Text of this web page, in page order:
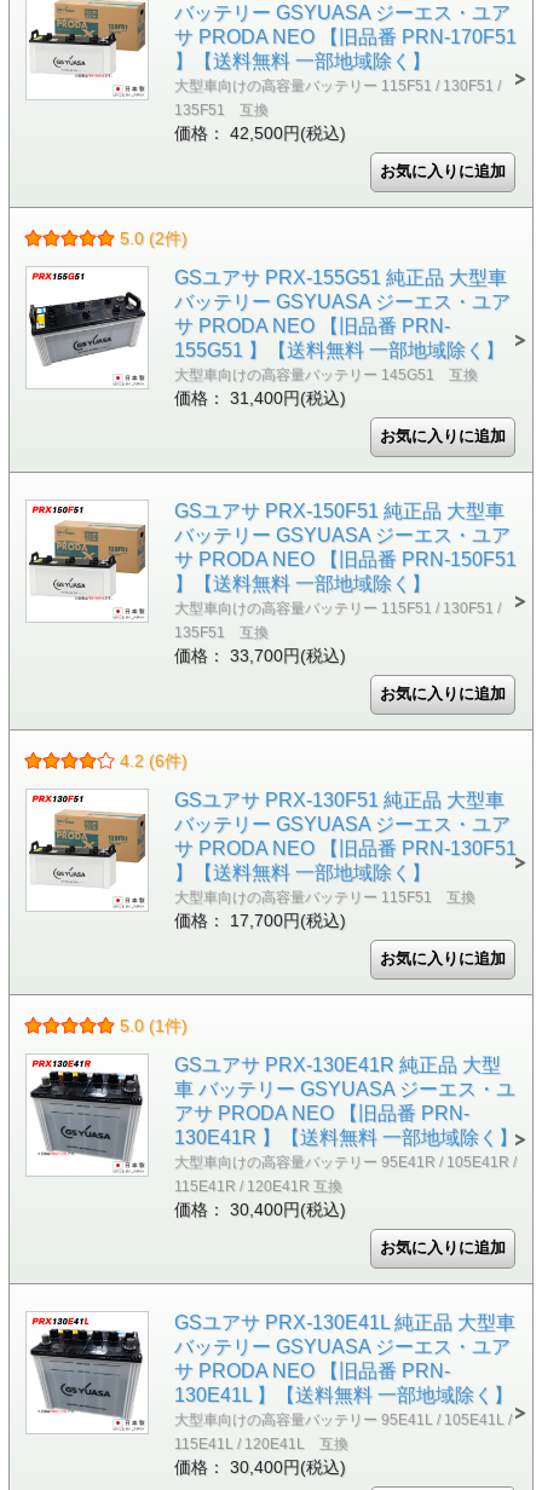
バッテリー GSYUASA ジーエス・ユア
サ PRODA NEO 【旧品番 PRN-170F51
】【送料無料 一部地域除く】
大型車向けの高容量バッテリー 115F51 / 130F51 /
135F51 互換
価格： 42,500円(税込)
5.0 (2件)
GSユアサ PRX-155G51 純正品 大型車
バッテリー GSYUASA ジーエス・ユア
サ PRODA NEO 【旧品番 PRN-
155G51 】【送料無料 一部地域除く】
大型車向けの高容量バッテリー 145G51 互換
価格： 31,400円(税込)
GSユアサ PRX-150F51 純正品 大型車
バッテリー GSYUASA ジーエス・ユア
サ PRODA NEO 【旧品番 PRN-150F51
】【送料無料 一部地域除く】
大型車向けの高容量バッテリー 115F51 / 130F51 /
135F51 互換
価格： 33,700円(税込)
4.2 (6件)
GSユアサ PRX-130F51 純正品 大型車
バッテリー GSYUASA ジーエス・ユア
サ PRODA NEO 【旧品番 PRN-130F51
】【送料無料 一部地域除く】
大型車向けの高容量バッテリー 115F51 互換
価格： 17,700円(税込)
5.0 (1件)
GSユアサ PRX-130E41R 純正品 大型
車 バッテリー GSYUASA ジーエス・ユ
アサ PRODA NEO 【旧品番 PRN-
130E41R 】【送料無料 一部地域除く】
大型車向けの高容量バッテリー 95E41R / 105E41R /
115E41R / 120E41R 互換
価格： 30,400円(税込)
GSユアサ PRX-130E41L 純正品 大型車
バッテリー GSYUASA ジーエス・ユア
サ PRODA NEO 【旧品番 PRN-
130E41L 】【送料無料 一部地域除く】
大型車向けの高容量バッテリー 95E41L / 105E41L /
115E41L / 120E41L 互換
価格： 30,400円(税込)